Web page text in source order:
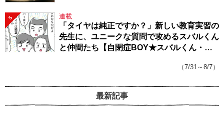
5 連載
「タイヤは純正ですか？」新しい教育実習の
先生に、ユニークな質問で攻めるスバルくん
と仲間たち【自閉症BOY★スバルくん・
（7/31～8/7）
最新記事